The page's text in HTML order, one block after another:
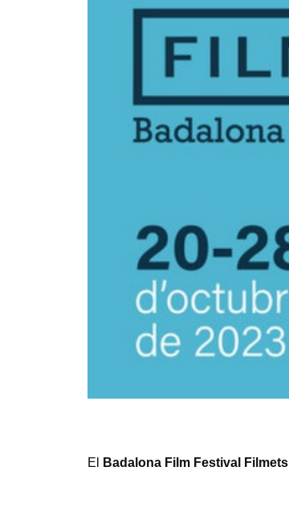
El Badalona Film Festival Filmets